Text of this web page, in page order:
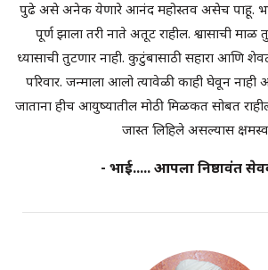
पुढे असे अनेक येणारे आनंद महोस्तव असेच पाहू.
पूर्ण झाला तरी नाते अतूट राहील. श्वासाची माळ
ध्यासाची तुटणार नाही. कुटुंबासाठी सहारा आणि
परिवार. जन्माला आलो त्यावेळी काही घेवून नाही
जाताना हीच आयुष्यातील मोठी मिळकत सोबत
जास्त लिहिले असल्यास
- भाई..... आपला निष्ठावंत